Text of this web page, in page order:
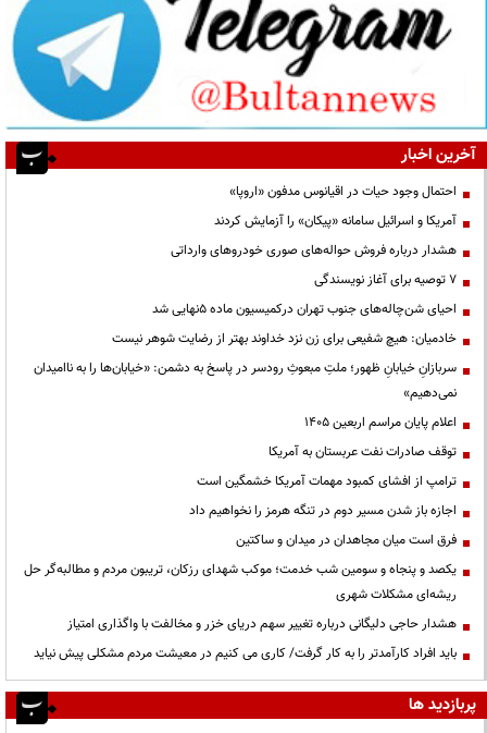
آخرین اخبار
احتمال وجود حیات در اقیانوس مدفون «اروپا»
آمریکا و اسرائیل سامانه «پیکان» را آزمایش کردند
هشدار درباره فروش حواله‌های صوری خودروهای وارداتی
۷ توصیه برای آغاز نویسندگی
احیای شن‌چاله‌های جنوب تهران درکمیسیون ماده ۵نهایی شد
خادمیان: هیچ شفیعی برای زن نزد خداوند بهتر از رضایت شوهر نیست
سربازانِ خیابانِ ظهور؛ ملتِ مبعوثِ رودسر در پاسخ به دشمن: «خیابان‌ها را به ناامیدان
نمی‌دهیم»
اعلام پایان مراسم اربعین ۱۴۰۵
توقف صادرات نفت عربستان به آمریکا
ترامپ از افشای کمبود مهمات آمریکا خشمگین است
اجازه باز شدن مسیر دوم در تنگه هرمز را نخواهیم داد
فرق است میان مجاهدان در میدان و ساکتین
یکصد و پنجاه و سومین شب خدمت؛ موکب شهدای رزکان، تریبون مردم و مطالبه‌گر حل
ریشه‌ای مشکلات شهری
هشدار حاجی دلیگانی درباره تغییر سهم دریای خزر و مخالفت با واگذاری امتیاز
باید افراد کارآمدتر را به کار گرفت/ کاری می کنیم در معیشت مردم مشکلی پیش نیاید
پربازدید ها